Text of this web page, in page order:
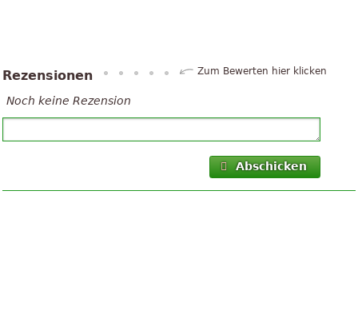
Rezensionen Zum Bewerten hier klicken
Noch keine Rezension
Abschicken